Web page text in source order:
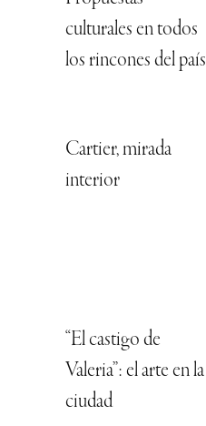
culturales en todos
los rincones del país
Cartier, mirada
interior
“El castigo de
Valeria”: el arte en la
ciudad